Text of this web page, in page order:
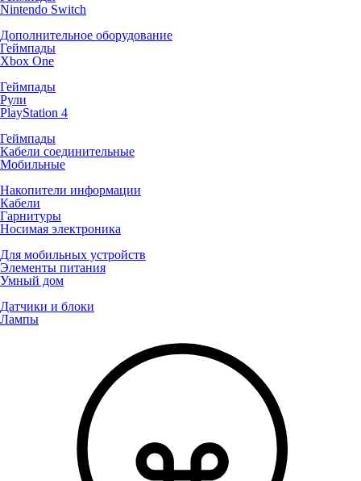
Nintendo Switch
Дополнительное оборудование
Геймпады
Xbox One
Геймпады
Рули
PlayStation 4
Геймпады
Кабели соединительные
Мобильные
Накопители информации
Кабели
Гарнитуры
Носимая электроника
Для мобильных устройств
Элементы питания
Умный дом
Датчики и блоки
Лампы